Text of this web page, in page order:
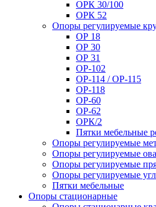
ОРК 30/100
ОРК 52
Опоры регулируемые
ОР 18
ОР 30
ОР 31
ОР-102
ОР-114 / ОР-115
ОР-118
ОР-60
ОР-62
ОРК/2
Пятки мебельные
Опоры регулируемые
Опоры регулируемые
Опоры регулируемые
Опоры регулируемые
Пятки мебельные
Опоры стационарные